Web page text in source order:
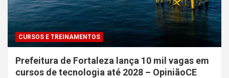
CURSOS E TREINAMENTOS
Prefeitura de Fortaleza lança 10 mil vagas em
cursos de tecnologia até 2028 – OpiniãoCE